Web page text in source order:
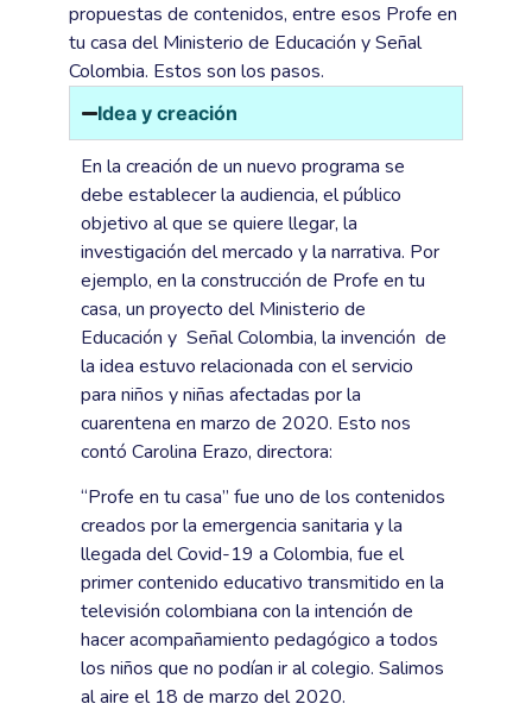
propuestas de contenidos, entre esos Profe en
tu casa del Ministerio de Educación y Señal
Colombia. Estos son los pasos.
Idea y creación
En la creación de un nuevo programa se
debe establecer la audiencia, el público
objetivo al que se quiere llegar, la
investigación del mercado y la narrativa. Por
ejemplo, en la construcción de Profe en tu
casa, un proyecto del Ministerio de
Educación y Señal Colombia, la invención de
la idea estuvo relacionada con el servicio
para niños y niñas afectadas por la
cuarentena en marzo de 2020. Esto nos
contó Carolina Erazo, directora:
“Profe en tu casa” fue uno de los contenidos
creados por la emergencia sanitaria y la
llegada del Covid-19 a Colombia, fue el
primer contenido educativo transmitido en la
televisión colombiana con la intención de
hacer acompañamiento pedagógico a todos
los niños que no podían ir al colegio. Salimos
al aire el 18 de marzo del 2020.